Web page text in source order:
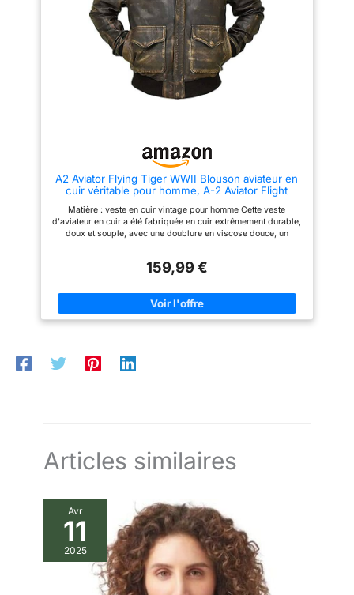
les 30 jours suivant la livraison
de l'article dans son état
d'origine. Tous les frais seront
remboursés
remboursement de 30 jours
garantit la qualité premium de
nos vestes en cuir
A2 Aviator Flying Tiger WWII Blouson aviateur en
cuir véritable pour homme, A-2 Aviator Flight
Matière : veste en cuir vintage pour homme Cette veste
d'aviateur en cuir a été fabriquée en cuir extrêmement durable,
doux et souple, avec une doublure en viscose douce, un
l'intérieur, quatre poches avec fermeture éclair, poignets avec
veste en cuir style bomber est un cadeau parfait pour vous-
même ou vos amis. Idéal pour les fêtes de Noël, les soirées en
boîte, Halloween, les cadeaux de Saint-Valentin pour lui, les
homme, vous pouvez les retourner pour un remboursement
159,99 €
Articles similaires
Avr
11
2025